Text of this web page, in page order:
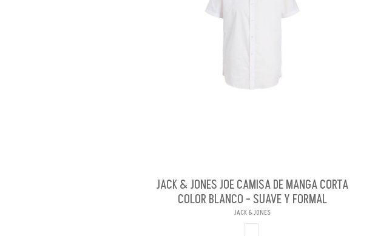
JACK & JONES JOE CAMISA DE MANGA CORTA
COLOR BLANCO - SUAVE Y FORMAL
JACK & JONES